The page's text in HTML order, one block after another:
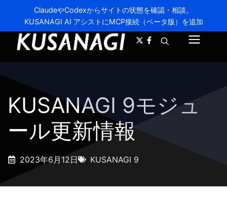
ClaudeやCodexからサイトの状態を確認・相談。
KUSANAGI AI アシストにMCP接続（ベータ版）を追加
ニ
KUSANAGI 9モジュ
ール更新情報
2023年6月12日 KUSANAGI 9
A- A+